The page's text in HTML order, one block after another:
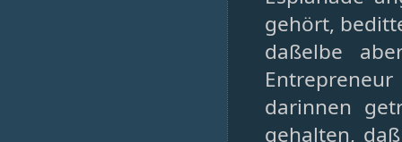
gehört,
daßelbe
darinnen
gehalten,